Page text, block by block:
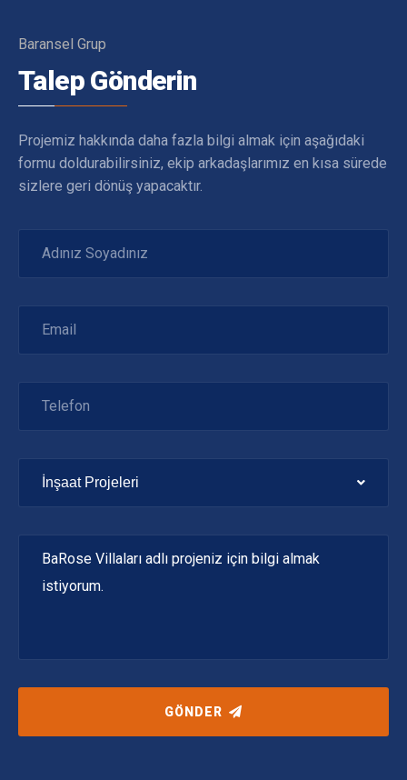
Baransel Grup
Talep Gönderin
Projemiz hakkında daha fazla bilgi almak için aşağıdaki
formu doldurabilirsiniz, ekip arkadaşlarımız en kısa sürede
sizlere geri dönüş yapacaktır.
İnşaat Projeleri
GÖNDER